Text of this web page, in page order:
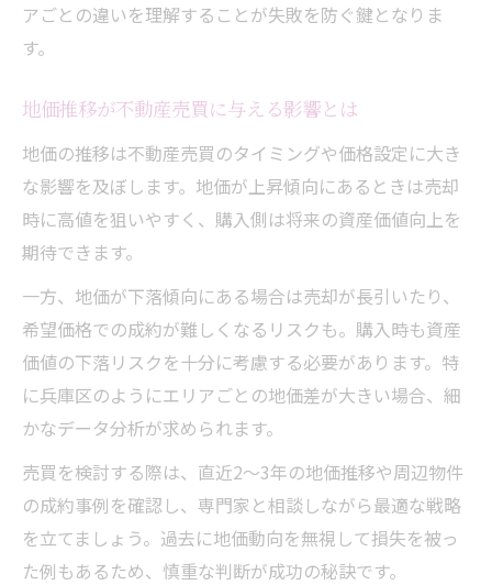
アごとの違いを理解することが失敗を防ぐ鍵となりま
す。
地価推移が不動産売買に与える影響とは
地価の推移は不動産売買のタイミングや価格設定に大き
な影響を及ぼします。地価が上昇傾向にあるときは売却
時に高値を狙いやすく、購入側は将来の資産価値向上を
期待できます。
一方、地価が下落傾向にある場合は売却が長引いたり、
希望価格での成約が難しくなるリスクも。購入時も資産
価値の下落リスクを十分に考慮する必要があります。特
に兵庫区のようにエリアごとの地価差が大きい場合、細
かなデータ分析が求められます。
売買を検討する際は、直近2～3年の地価推移や周辺物件
の成約事例を確認し、専門家と相談しながら最適な戦略
を立てましょう。過去に地価動向を無視して損失を被っ
た例もあるため、慎重な判断が成功の秘訣です。